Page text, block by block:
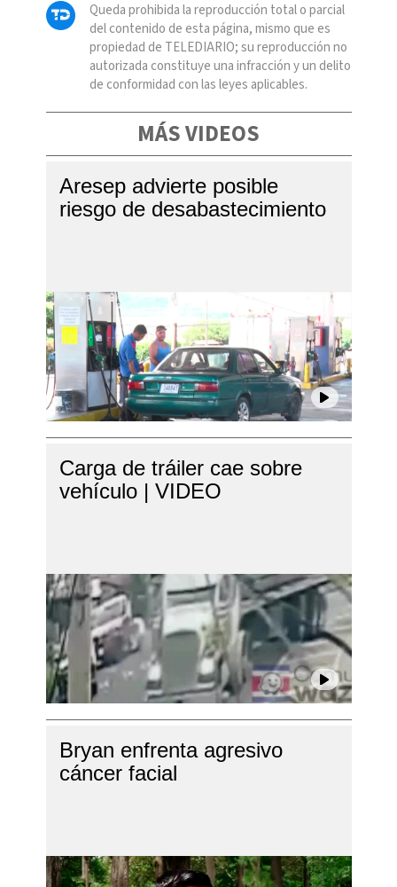
Queda prohibida la reproducción total o parcial
del contenido de esta página, mismo que es
propiedad de TELEDIARIO; su reproducción no
autorizada constituye una infracción y un delito
de conformidad con las leyes aplicables.
MÁS VIDEOS
Aresep advierte posible
riesgo de desabastecimiento
Carga de tráiler cae sobre
vehículo | VIDEO
Bryan enfrenta agresivo
cáncer facial